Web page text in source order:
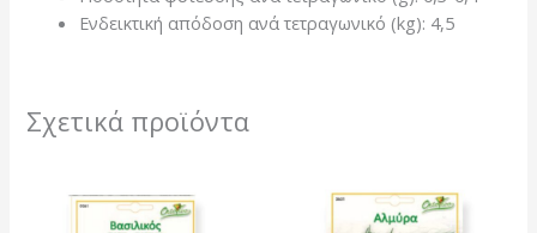
Ενδεικτική απόδοση ανά τετραγωνικό (kg): 4,5
Σχετικά προϊόντα